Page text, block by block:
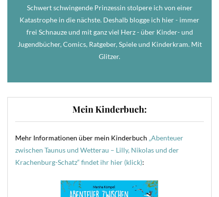
Schwert schwingende Prinzessin stolpere ich von einer
Katastrophe in die nächste. Deshalb blogge ich hier - immer
frei Schnauze und mit ganz viel Herz - über Kinder- und
Jugendbücher, Comics, Ratgeber, Spiele und Kinderkram. Mit
Glitzer.
Mein Kinderbuch:
Mehr Informationen über mein Kinderbuch „Abenteuer
zwischen Taunus und Wetterau – Lilly, Nikolas und der
Krachenburg-Schatz“ findet ihr hier (klick):